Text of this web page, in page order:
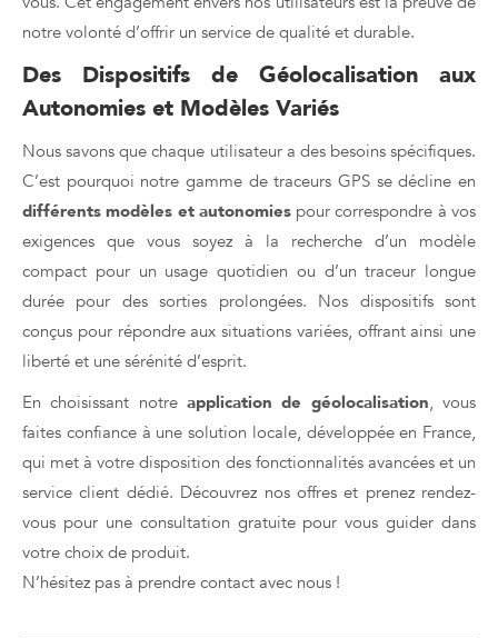
notre volonté d’offrir un service de qualité et durable.
Des Dispositifs de Géolocalisation aux
Autonomies et Modèles Variés
Nous savons que chaque utilisateur a des besoins spécifiques.
C’est pourquoi notre gamme de traceurs GPS se décline en
différents modèles et autonomiespour correspondre à vos
exigences que vous soyez à la recherche d’un modèle
compact pour un usage quotidien ou d’un traceur longue
durée pour des sorties prolongées. Nos dispositifs sont
conçus pour répondre aux situations variées, offrant ainsi une
liberté et une sérénité d’esprit.
En choisissant notre application de géolocalisation, vous
faites confiance à une solution locale, développée en France,
qui met à votre disposition des fonctionnalités avancées et un
service client dédié. Découvrez nos offres et prenez rendez-
vous pour une consultation gratuite pour vous guider dans
votre choix de produit.
N’hésitez pas à prendre contact avec nous !